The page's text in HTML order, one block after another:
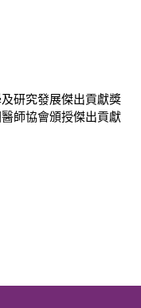
研究發展傑出貢獻獎
師協會頒授傑出貢獻